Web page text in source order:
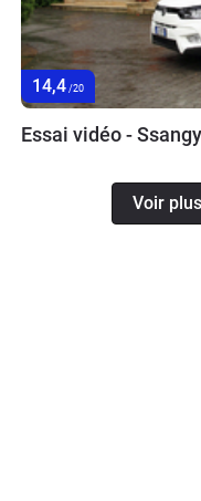
14,4 /20
Essai vidéo -
Voir